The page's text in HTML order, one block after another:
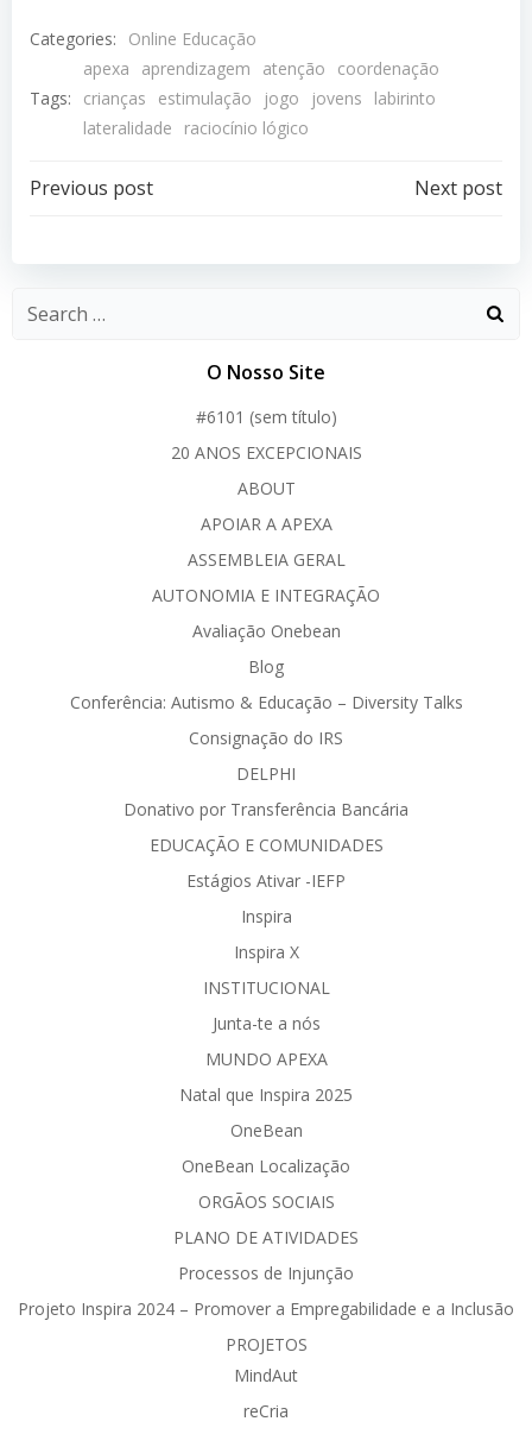
Categories: Online Educação
Tags:
apexa aprendizagem atenção
coordenação
crianças
estimulação jogo jovens
labirinto
lateralidade
raciocínio lógico
Post
navigation
Previous post
navigation
Next post
O Nosso Site
#6101 (sem título)
20 ANOS EXCEPCIONAIS
ABOUT
APOIAR A APEXA
ASSEMBLEIA GERAL
AUTONOMIA E INTEGRAÇÃO
Avaliação Onebean
Blog
Conferência: Autismo & Educação – Diversity Talks
Consignação do IRS
DELPHI
Donativo por Transferência Bancária
EDUCAÇÃO E COMUNIDADES
Estágios Ativar -IEFP
Inspira
Inspira X
INSTITUCIONAL
Junta-te a nós
MUNDO APEXA
Natal que Inspira 2025
OneBean
OneBean Localização
ORGÃOS SOCIAIS
PLANO DE ATIVIDADES
Processos de Injunção
Projeto Inspira 2024 – Promover a Empregabilidade e a Inclusão
PROJETOS
MindAut
reCria